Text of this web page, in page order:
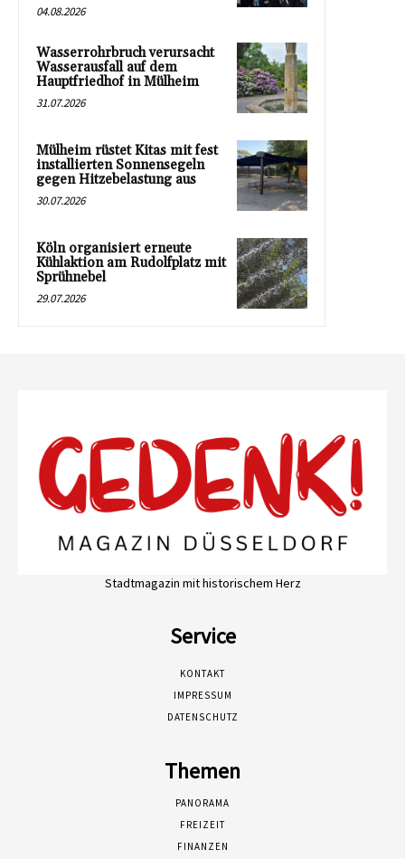
04.08.2026
Wasserrohrbruch verursacht
Wasserausfall auf dem
Hauptfriedhof in Mülheim
31.07.2026
Mülheim rüstet Kitas mit fest
installierten Sonnensegeln
gegen Hitzebelastung aus
30.07.2026
Köln organisiert erneute
Kühlaktion am Rudolfplatz mit
Sprühnebel
29.07.2026
Stadtmagazin mit historischem Herz
Service
KONTAKT
IMPRESSUM
DATENSCHUTZ
Themen
PANORAMA
FREIZEIT
FINANZEN